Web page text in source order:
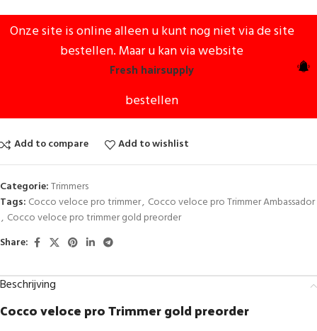
Onze site is online alleen u kunt nog niet via de site
bestellen. Maar u kan via website
Fresh hairsupply
bestellen
Add to compare Add to wishlist
Categorie:Trimmers
Tags: Cocco veloce pro trimmer, Cocco veloce pro Trimmer Ambassador
, Cocco veloce pro trimmer gold preorder
Share:
Beschrijving
Cocco veloce pro Trimmer gold preorder